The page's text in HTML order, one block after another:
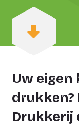
Uw eigen
drukken?
Drukkerij